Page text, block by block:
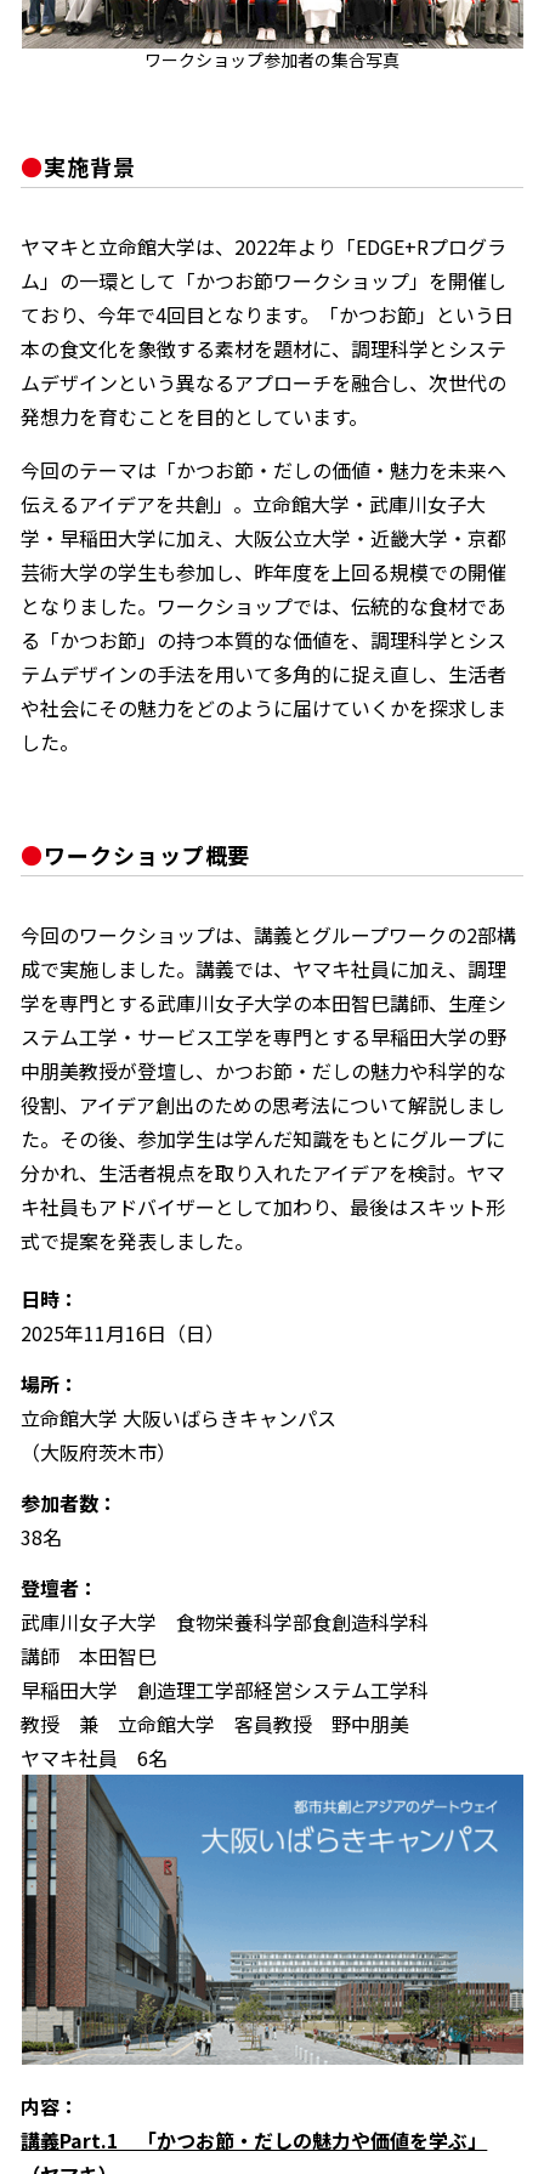
『踊り節』
商品情報一覧
おすすめサイト
ワークショップ参加者の集合写真
実施背景
ヤマキと立命館大学は、2022年より「EDGE+Rプログラ
ム」の一環として「かつお節ワークショップ」を開催し
ており、今年で4回目となります。「かつお節」という日
本の食文化を象徴する素材を題材に、調理科学とシステ
ムデザインという異なるアプローチを融合し、次世代の
発想力を育むことを目的としています。
今回のテーマは「かつお節・だしの価値・魅力を未来へ
伝えるアイデアを共創」。立命館大学・武庫川女子大
学・早稲田大学に加え、大阪公立大学・近畿大学・京都
芸術大学の学生も参加し、昨年度を上回る規模での開催
となりました。ワークショップでは、伝統的な食材であ
る「かつお節」の持つ本質的な価値を、調理科学とシス
テムデザインの手法を用いて多角的に捉え直し、生活者
や社会にその魅力をどのように届けていくかを探求しま
した。
ワークショップ概要
今回のワークショップは、講義とグループワークの2部構
成で実施しました。講義では、ヤマキ社員に加え、調理
学を専門とする武庫川女子大学の本田智巳講師、生産シ
ステム工学・サービス工学を専門とする早稲田大学の野
中朋美教授が登壇し、かつお節・だしの魅力や科学的な
役割、アイデア創出のための思考法について解説しまし
た。その後、参加学生は学んだ知識をもとにグループに
分かれ、生活者視点を取り入れたアイデアを検討。ヤマ
キ社員もアドバイザーとして加わり、最後はスキット形
式で提案を発表しました。
日時：
2025年11月16日（日）
場所：
立命館大学 大阪いばらきキャンパス
（大阪府茨木市）
参加者数：
38名
登壇者：
武庫川女子大学 食物栄養科学部食創造科学科
講師 本田智巳
早稲田大学 創造理工学部経営システム工学科
教授 兼 立命館大学 客員教授 野中朋美
ヤマキ社員 6名
内容：
講義Part.1 「かつお節・だしの魅力や価値を学ぶ」